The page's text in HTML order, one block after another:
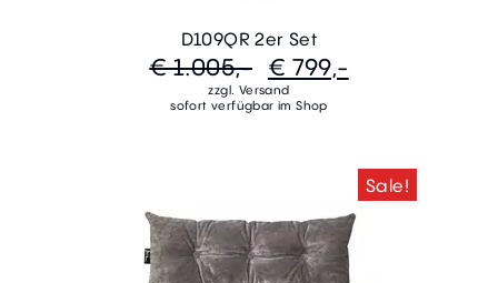
D109QR 2er Set
€ 1.005,- € 799,-
zzgl. Versand
sofort verfügbar im Shop
Sale!